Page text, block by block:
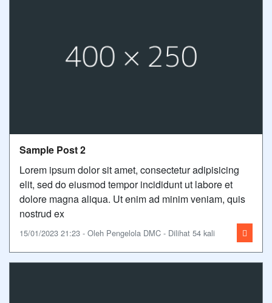
Sample Post 2
Lorem ipsum dolor sit amet, consectetur adipisicing
elit, sed do eiusmod tempor incididunt ut labore et
dolore magna aliqua. Ut enim ad minim veniam, quis
nostrud ex
15/01/2023 21:23 - Oleh Pengelola DMC - Dilihat 54 kali